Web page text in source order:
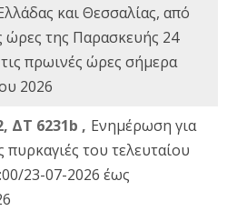
και Θεσσαλίας, από
ώρες της Παρασκευής 24
πρωινές ώρες σήμερα
2026
ΔΤ 6231b , Ενημέρωση για
πυρκαγιές του τελευταίου
23-07-2026 έως